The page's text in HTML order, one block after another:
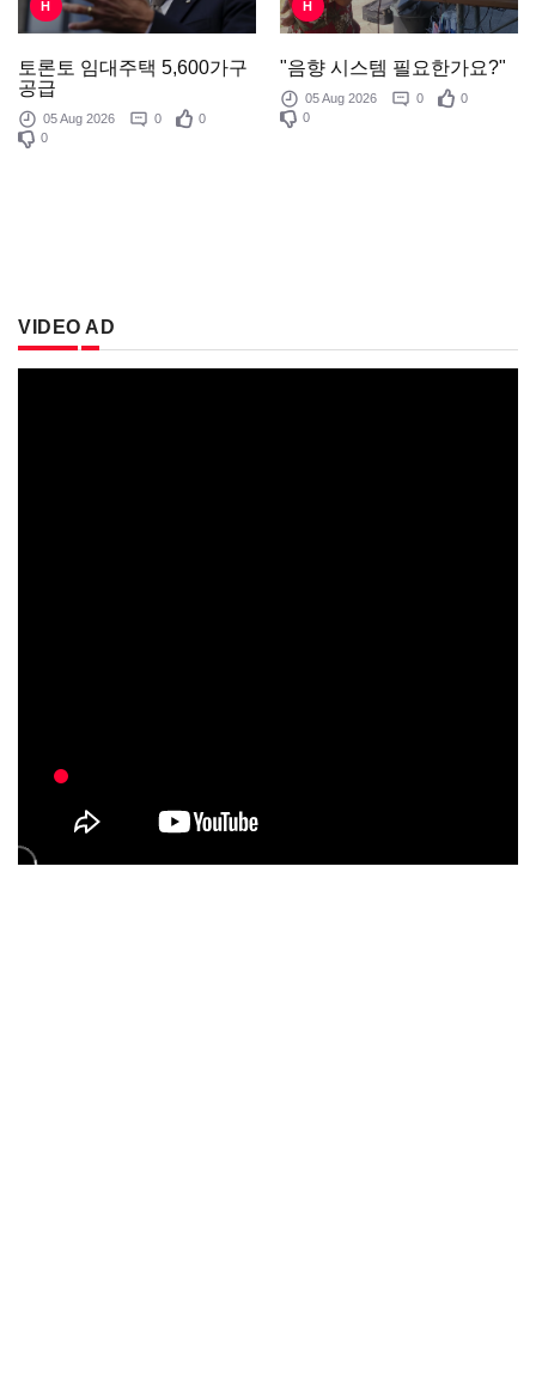
H
토론토 임대주택 5,600가구
공급
05 Aug 2026 0
0
0
H
"음향 시스템 필요한가요?"
05 Aug 2026 0
0
0
VIDEO AD